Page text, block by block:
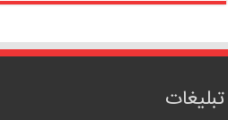
تبلیغات